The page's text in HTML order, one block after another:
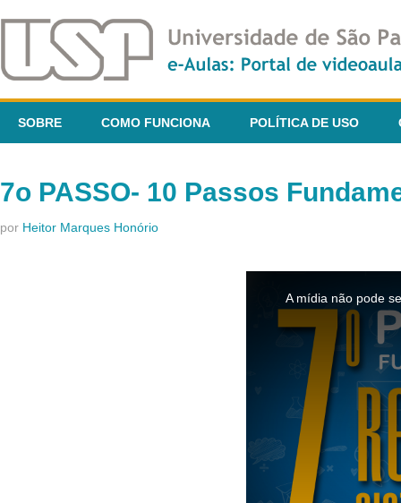
SOBRE COMO FUNCIONA POLÍTICA DE USO
7o PASSO- 10 Passos
por Heitor Marques Honório
A mídia não pode